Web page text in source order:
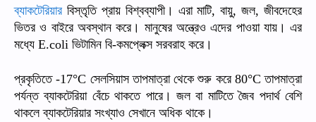
ব্যাকটেরিয়ার বিস্তৃতি প্রায় বিশ্বব্যাপী। এরা মাটি,বায়ু,জল, জীবদেহের
ভিতর ও বাইরে অবস্থান করে। মানুষের অন্ত্রেও এদের পাওয়া যায়। এর
মধ্যে E.coli ভিটামিন বি-কমপ্লেক্স সরবরাহ করে।
প্রকৃতিতে-17°C সেলসিয়াস তাপমাত্রা থেকে শুরু করে80°Cতাপমাত্রা
পর্যন্ত ব্যাকটেরিয়া বেঁচে থাকতে পারে। জল বা মাটিতে জৈব পদার্থ বেশি
থাকলে ব্যাকটেরিয়ার সংখ্যাও সেখানে অধিক থাকে।